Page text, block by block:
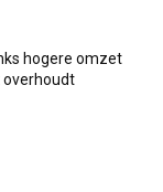
hogere omzet
overhoudt